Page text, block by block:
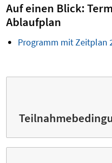
Auf einen Blick:
Ablaufplan
Programm mit Zeitplan